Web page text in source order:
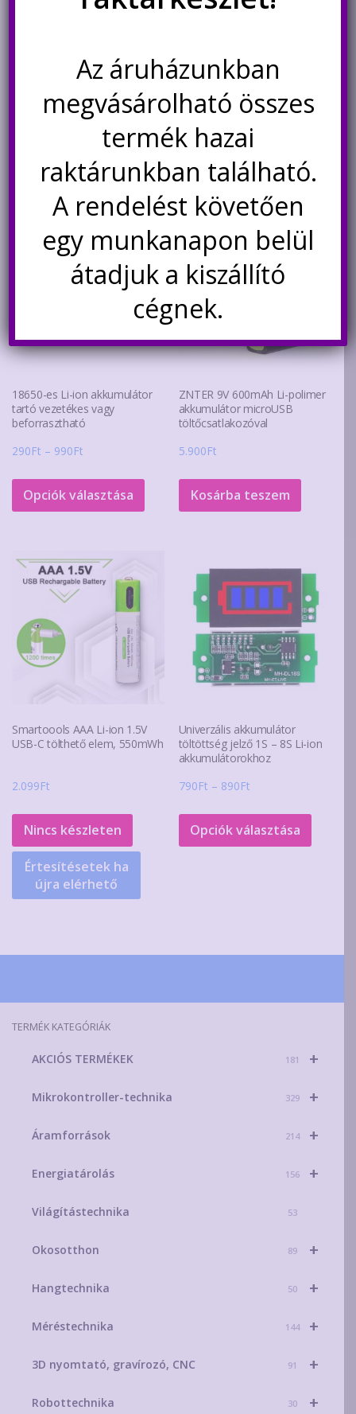
Nincs készleten
Értesítésetek ha
újra elérhető
Kapcsolódó termékek
Akció!
18650-es Li-ion akkumulátor
tartó vezetékes vagy
beforrasztható
290Ft – 990Ft
-
990Ft
Opciók választása
terméknek
termékoldalon
választhatók
ZNTER 9V 600mAh Li-polimer
akkumulátor microUSB
töltőcsatlakozóval
5.900Ft
Kosárba teszem
Smartoools AAA Li-ion 1.5V
USB-C tölthető elem, 550mWh
2.099Ft
Nincs készleten
Értesítésetek ha
újra elérhető
Univerzális akkumulátor
töltöttség jelző 1S – 8S Li-ion
akkumulátorokhoz
790Ft – 890FtÁrtartomány:
-
890Ft
Opciók választása
Ennek
TERMÉK KATEGÓRIÁK
+
AKCIÓS TERMÉKEK 181
+
Mikrokontroller-technika 329
+
Áramforrások 214
+
Energiatárolás 156
Világítástechnika 53
+
Okosotthon 89
+
Hangtechnika 50
+
Méréstechnika 144
+
3D nyomtató, gravírozó, CNC 91
+
Robottechnika 30
Az áruházunkban
megvásárolható összes
termék hazai
raktárunkban található.
A rendelést követően
egy munkanapon belül
átadjuk a kiszállító
cégnek.